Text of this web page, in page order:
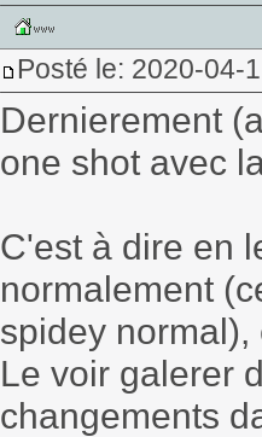
dans la suite du
Posté le: 2020-04-
Dernierement
one shot avec
C'est à dire en
normalement
spidey
Le voir galerer
changements